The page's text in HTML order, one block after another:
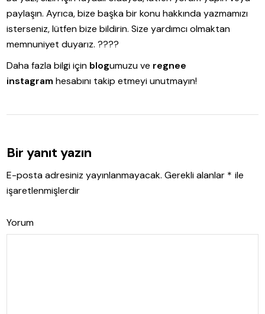
paylaşın. Ayrıca, bize başka bir konu hakkında yazmamızı
isterseniz, lütfen bize bildirin. Size yardımcı olmaktan
memnuniyet duyarız. ????
Daha fazla bilgi için blogumuzu ve regnee
instagram hesabını takip etmeyi unutmayın!
Bir yanıt yazın
E-posta adresiniz yayınlanmayacak. Gerekli alanlar * ile
işaretlenmişlerdir
Yorum